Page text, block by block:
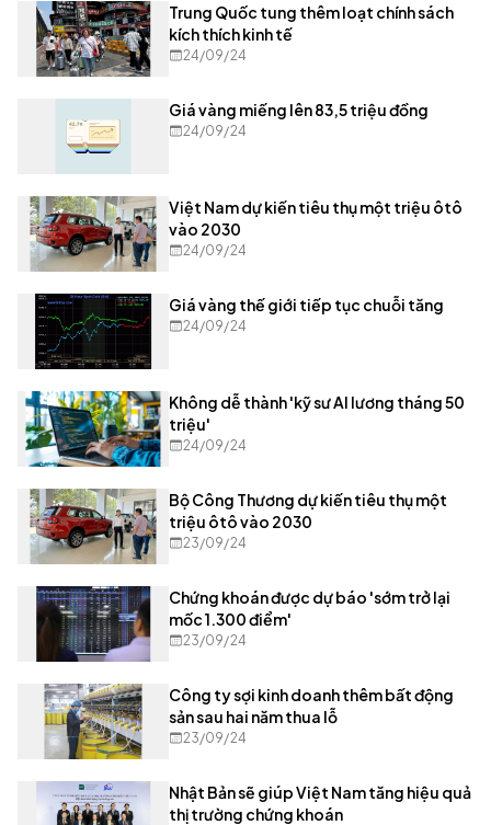
Trung Quốc tung thêm loạt chính sách
kích thích kinh tế
24/09/24
Giá vàng miếng lên 83,5 triệu đồng
24/09/24
Việt Nam dự kiến tiêu thụ một triệu ôtô
vào 2030
24/09/24
Giá vàng thế giới tiếp tục chuỗi tăng
24/09/24
Không dễ thành 'kỹ sư AI lương tháng 50
triệu'
24/09/24
Bộ Công Thương dự kiến tiêu thụ một
triệu ôtô vào 2030
23/09/24
Chứng khoán được dự báo 'sớm trở lại
mốc 1.300 điểm'
23/09/24
Công ty sợi kinh doanh thêm bất động
sản sau hai năm thua lỗ
23/09/24
Nhật Bản sẽ giúp Việt Nam tăng hiệu quả
thị trường chứng khoán